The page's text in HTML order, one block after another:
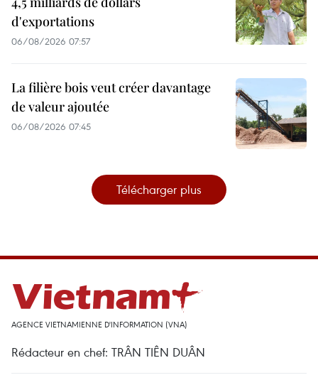
d'exportations
06/08/2026 07:57
La filière bois veut créer davantage
de valeur ajoutée
06/08/2026 07:45
Télécharger plus
AGENCE VIETNAMIENNE D'INFORMATION (VNA)
Rédacteur en chef: TRÂN TIÊN DUÂN